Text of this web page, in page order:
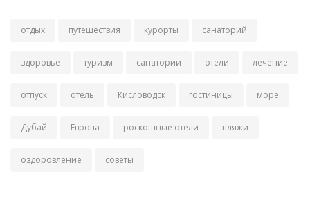
отдых путешествия курорты санаторий
здоровье туризм санатории отели лечение
отпуск отель Кисловодск гостиницы море
Дубай Европа роскошные отели пляжи
оздоровление советы